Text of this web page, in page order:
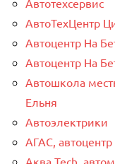
АвтоТехЦентр
Автоцентр На
Автоцентр На
Автошкола
Ельня
Автоэлектрики
АГАС, автоцентр
Аква Tech,